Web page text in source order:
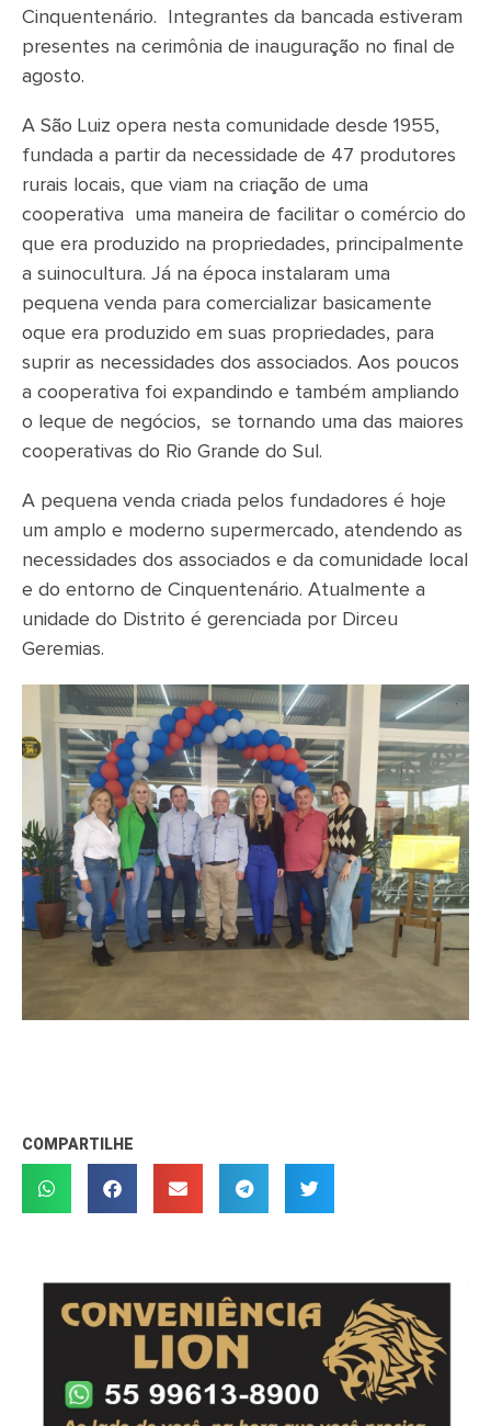
Cinquentenário. Integrantes da bancada estiveram
presentes na cerimônia de inauguração no final de
agosto.
A São Luiz opera nesta comunidade desde 1955,
fundada a partir da necessidade de 47 produtores
rurais locais, que viam na criação de uma
cooperativa uma maneira de facilitar o comércio do
que era produzido na propriedades, principalmente
a suinocultura. Já na época instalaram uma
pequena venda para comercializar basicamente
oque era produzido em suas propriedades, para
suprir as necessidades dos associados. Aos poucos
a cooperativa foi expandindo e também ampliando
o leque de negócios, se tornando uma das maiores
cooperativas do Rio Grande do Sul.
A pequena venda criada pelos fundadores é hoje
um amplo e moderno supermercado, atendendo as
necessidades dos associados e da comunidade local
e do entorno de Cinquentenário. Atualmente a
unidade do Distrito é gerenciada por Dirceu
Geremias.
COMPARTILHE